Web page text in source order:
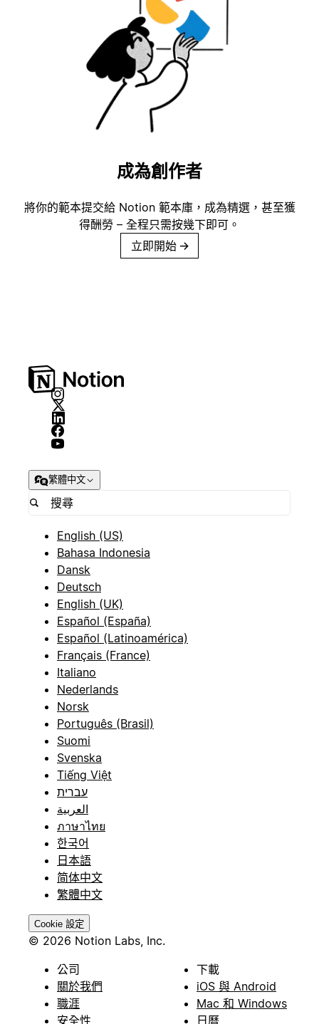
成為創作者
將你的範本提交給 Notion 範本庫，成為精選，甚至獲
得酬勞 – 全程只需按幾下即可。
立即開始 →
繁體中文
English (US)
Bahasa Indonesia
Dansk
Deutsch
English (UK)
Español (España)
Español (Latinoamérica)
Français (France)
Italiano
Nederlands
Norsk
Português (Brasil)
Suomi
Svenska
Tiếng Việt
עברית
العربية
ภาษาไทย
한국어
日本語
简体中文
繁體中文
Cookie 設定
© 2026 Notion Labs, Inc.
公司
關於我們
職涯
安全性
下載
iOS 與 Android
Mac 和 Windows
日曆